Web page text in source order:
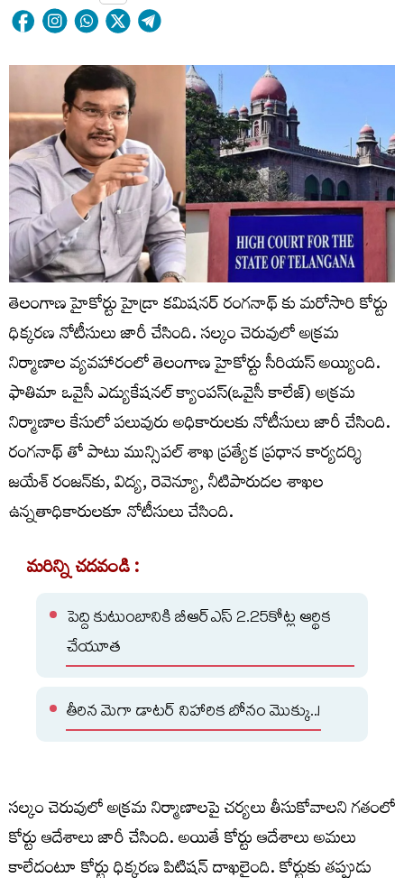
తెలంగాణ హైకోర్టు హైడ్రా కమిషనర్ రంగనాథ్ కు మరోసారి కోర్టు
ధిక్కరణ నోటీసులు జారీ చేసింది. సల్కం చెరువులో అక్రమ
నిర్మాణాల వ్యవహారంలో తెలంగాణ హైకోర్టు సీరియస్ అయ్యింది.
ఫాతిమా ఒవైసీ ఎడ్యుకేషనల్ క్యాంపస్(ఒవైసీ కాలేజ్) అక్రమ
నిర్మాణాల కేసులో పలువురు అధికారులకు నోటీసులు జారీ చేసింది.
రంగనాథ్ తో పాటు మున్సిపల్ శాఖ ప్రత్యేక ప్రధాన కార్యదర్శి
జయేశ్ రంజన్‌కు, విద్య, రెవెన్యూ, నీటిపారుదల శాఖల
ఉన్నతాధికారులకూ నోటీసులు చేసింది.
మరిన్ని చదవండి :
పెద్ది కుటుంబానికి బీఆర్ఎస్ 2.25కోట్ల ఆర్థిక
చేయూత
తీరిన మెగా డాటర్ నిహారిక బోనం మొక్కు..!
సల్కం చెరువులో అక్రమ నిర్మాణాలపై చర్యలు తీసుకోవాలని గతంలో
కోర్టు ఆదేశాలు జారీ చేసింది. అయితే కోర్టు ఆదేశాలు అమలు
కాలేదంటూ కోర్టు ధిక్కరణ పిటిషన్ దాఖలైంది. కోర్టుకు తప్పుడు